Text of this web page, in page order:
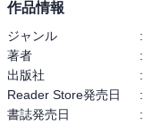
作品情報
ジャンル :
著者
:
出版社
:
Reader Store発売日
:
書誌発売日
: